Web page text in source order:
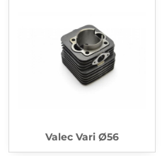
Valec Vari Ø56